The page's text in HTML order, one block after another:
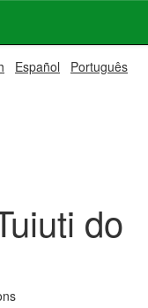
Español Português
do